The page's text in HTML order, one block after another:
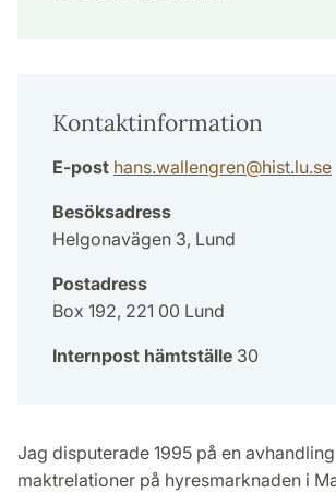
Kontaktinformation
E-post hans.wallengren@hist.lu.se
Besöksadress
Helgonavägen 3, Lund
Postadress
Box 192, 221 00 Lund
Internpost hämtställe 30
Jag disputerade 1995 på en
maktrelationer på hyresmarknaden i